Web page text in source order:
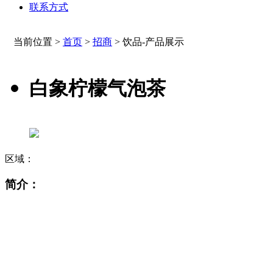
联系方式
当前位置 > 首页 > 招商 > 饮品-产品展示
白象柠檬气泡茶
区域：
简介：